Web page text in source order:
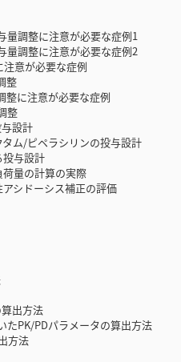
量調整に注意が必要な症例1
量調整に注意が必要な症例2
意が必要な症例
整
整に注意が必要な症例
整
設計
ム/ピペラシリンの投与設計
投与設計
量の計算の実際
シドーシス補正の評価
出方法
PDパラメータの算出方法
方法